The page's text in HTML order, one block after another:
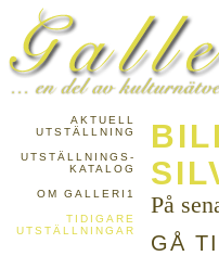
AKTUELL
UTSTÄLLNING
UTSTÄLLNINGS-
KATALOG
OM GALLERI1
TIDIGARE
UTSTÄLLNINGAR
På
GÅ